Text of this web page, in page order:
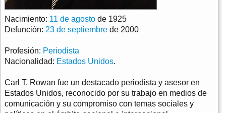
Nacimiento: 11 de agosto de 1925
Defunción: 23 de septiembre de 2000
Profesión: Periodista
Nacionalidad: Estados Unidos.
Carl T. Rowan fue un destacado periodista y asesor en
Estados Unidos, reconocido por su trabajo en medios de
comunicación y su compromiso con temas sociales y